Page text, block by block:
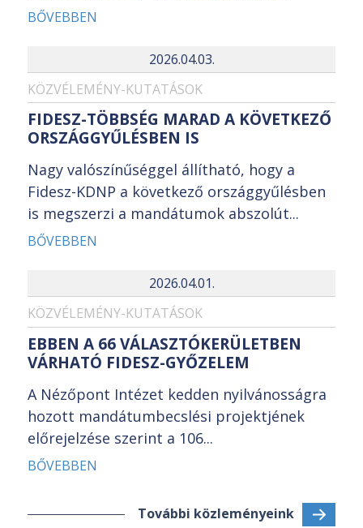
BŐVEBBEN
2026.04.03.
KÖZVÉLEMÉNY-KUTATÁSOK
FIDESZ-TÖBBSÉG MARAD A KÖVETKEZŐ
ORSZÁGGYŰLÉSBEN IS
Nagy valószínűséggel állítható, hogy a
Fidesz-KDNP a következő országgyűlésben
is megszerzi a mandátumok abszolút...
BŐVEBBEN
2026.04.01.
KÖZVÉLEMÉNY-KUTATÁSOK
EBBEN A 66 VÁLASZTÓKERÜLETBEN
VÁRHATÓ FIDESZ-GYŐZELEM
A Nézőpont Intézet kedden nyilvánosságra
hozott mandátumbecslési projektjének
előrejelzése szerint a 106...
BŐVEBBEN
További közleményeink